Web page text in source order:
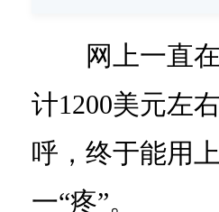
网上一直在
计1200美元左
呼，终于能用
一“疼”。